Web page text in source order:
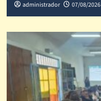
administrador 07/08/2026